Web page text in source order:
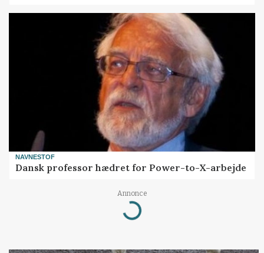
NAVNESTOF
Dansk professor hædret for Power-to-X-arbejde
Annonce
Loading...